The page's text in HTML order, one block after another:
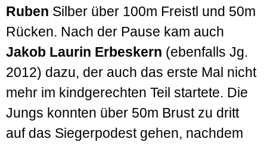
Ruben Silber über 100m Freistl und 50m
Rücken. Nach der Pause kam auch
Jakob Laurin Erbes­kern (eben­falls Jg.
2012) dazu, der auch das erste Mal nicht
mehr im kind­gerechten Teil startete. Die
Jungs konnten über 50m Brust zu dritt
auf das Sieger­podest gehen, nachdem